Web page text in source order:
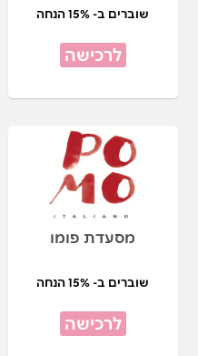
שוברים ב- 15% הנחה
לרכישה
מסעדת פומו
שוברים ב- 15% הנחה
לרכישה